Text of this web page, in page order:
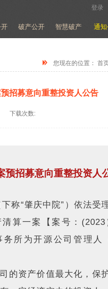
登录
破产公开 智慧破产 通
您现在的位置： 首
招募意向重整投资人公告
下载次数:
预招募意向重整投资人
称“肇庆中院”）依法受
算一案【案号：
所为开源公司管理人
的资产价值最大化，保